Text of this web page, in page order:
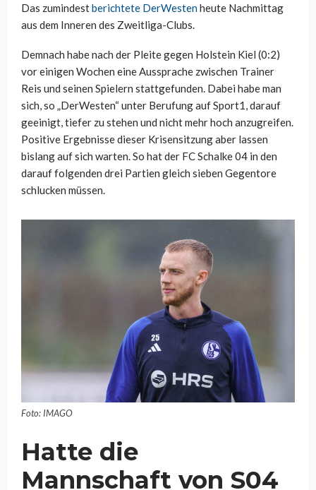
Das zumindestberichtete DerWestenheute Nachmittag
aus dem Inneren des Zweitliga-Clubs.
Demnach habe nach der Pleite gegen Holstein Kiel (0:2)
vor einigen Wochen eine Aussprache zwischen Trainer
Reis und seinen Spielern stattgefunden. Dabei habe man
sich, so „DerWesten“ unter Berufung auf Sport1, darauf
geeinigt, tiefer zu stehen und nicht mehr hoch anzugreifen.
Positive Ergebnisse dieser Krisensitzung aber lassen
bislang auf sich warten. So hat der FC Schalke 04 in den
darauf folgenden drei Partien gleich sieben Gegentore
schlucken müssen.
Foto: IMAGO
Hatte die
Mannschaft von S04